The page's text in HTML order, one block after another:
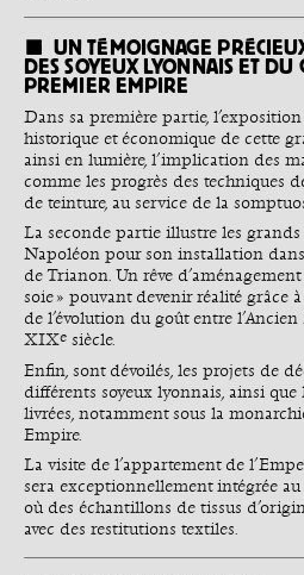
UN TÉMOIGNAGE
DES SOYEUX LYONNAIS ET DU
PREMIER EMPIRE
Dans sa première partie,
historique et économique de cette
ainsi en lumière, l’implication des
comme les progrès des techniques
de teinture, au service de la
La seconde partie illustre les
Napoléon pour son installation
de Trianon. Un rêve
soie » pouvant devenir réalité grâce
de l’évolution du goût entre
XIXe siècle.
Enfin, sont dévoilés, les projets de
différents soyeux lyonnais, ainsi que
livrées, notamment sous la
Empire.
La visite de l’appartement de
sera exceptionnellement intégrée
où des échantillons de tissus
avec des restitutions textiles.